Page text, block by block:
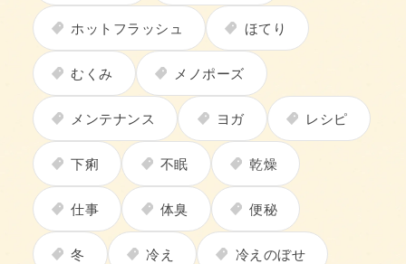
ホットフラッシュ ほてり
むくみ メノポーズ
メンテナンス ヨガ レシピ
下痢 不眠 乾燥
仕事 体臭 便秘
冬 冷え 冷えのぼせ